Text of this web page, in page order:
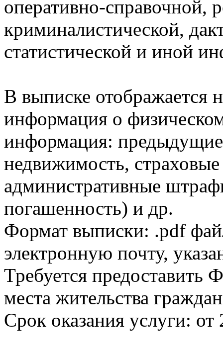
оперативно-справочной,
криминалистической,
статистической и иной
В выписке отображается
информация о
информация:
недвижимость,
административные
погашенность) и др.
Формат выписки: .pdf
электронную почту,
Требуется
места жительства
Срок оказания услуги: от